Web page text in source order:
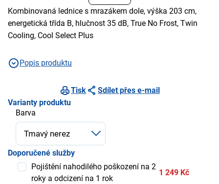
Kombinovaná lednice s mrazákem dole, výška 203 cm,
energetická třída B, hlučnost 35 dB, True No Frost, Twin
Cooling, Cool Select Plus
Popis produktu
Tisk
Sdílet přes e-mail
Varianty produktu
Barva
Doporučené služby
Pojištění nahodilého poškození na 2
roky a odcizení na 1 rok
1 249 Kč